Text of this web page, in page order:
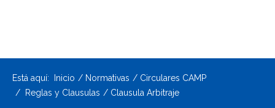
Está aquí: Inicio Normativas
Circulares CAMP
Reglas y Clausulas
Clausula Arbitraje